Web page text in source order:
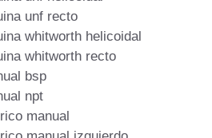
unf recto
whitworth helicoidal
whitworth recto
bsp
npt
manual